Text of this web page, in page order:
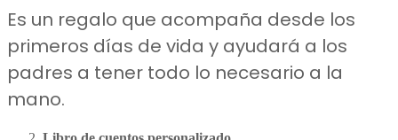
Es un regalo que acompaña desde los
primeros días de vida y ayudará a los
padres a tener todo lo necesario a la
mano.